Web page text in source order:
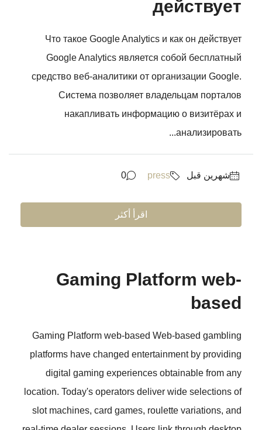
действует
Что такое Google Analytics и как он действует
Google Analytics является собой бесплатный
средство веб-аналитики от организации Google.
Система позволяет владельцам порталов
накапливать информацию о визитёрах и
анализировать...
‏شهرين قبل press
0
اقرأ أكثر
Gaming Platform web-
based
Gaming Platform web-based Web-based gambling
platforms have changed entertainment by providing
digital gaming experiences obtainable from any
location. Today's operators deliver wide selections of
slot machines, card games, roulette variations, and